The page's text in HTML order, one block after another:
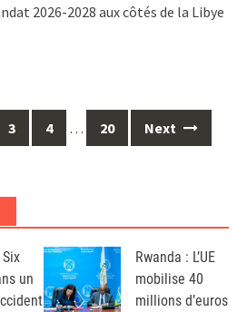
2026-2028 aux côtés de la Libye
3 4 … 20 Next
un
Rwanda : L’UE
mobilise 40
millions d’euros